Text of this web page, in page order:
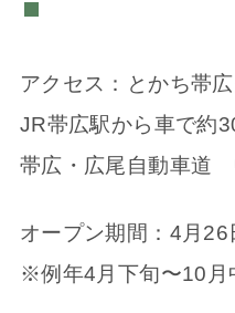
アクセス：とかち帯
JR帯広駅から車で約
帯広・広尾自動車
オープン期間：4月
※例年4月下旬〜10月